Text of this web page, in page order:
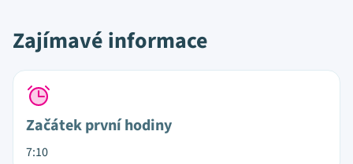
Zajímavé informace
Začátek první hodiny
7:10